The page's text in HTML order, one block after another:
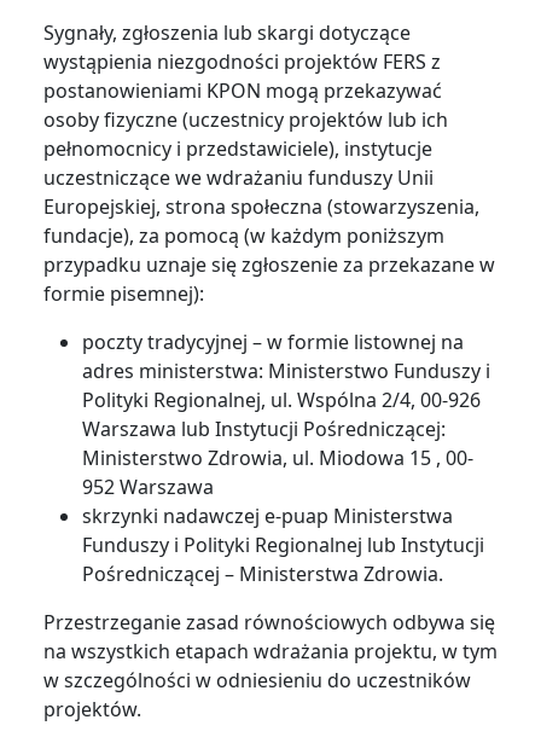
Sygnały, zgłoszenia lub skargi dotyczące
wystąpienia niezgodności projektów FERS z
postanowieniami KPON mogą przekazywać
osoby fizyczne (uczestnicy projektów lub ich
pełnomocnicy i przedstawiciele), instytucje
uczestniczące we wdrażaniu funduszy Unii
Europejskiej, strona społeczna (stowarzyszenia,
fundacje), za pomocą (w każdym poniższym
przypadku uznaje się zgłoszenie za przekazane w
formie pisemnej):
poczty tradycyjnej – w formie listownej na
adres ministerstwa: Ministerstwo Funduszy i
Polityki Regionalnej, ul. Wspólna 2/4, 00-926
Warszawa lub Instytucji Pośredniczącej:
Ministerstwo Zdrowia, ul. Miodowa 15 , 00-
952 Warszawa
skrzynki nadawczej e-puap Ministerstwa
Funduszy i Polityki Regionalnej lub Instytucji
Pośredniczącej – Ministerstwa Zdrowia.
Przestrzeganie zasad równościowych odbywa się
na wszystkich etapach wdrażania projektu, w tym
w szczególności w odniesieniu do uczestników
projektów.